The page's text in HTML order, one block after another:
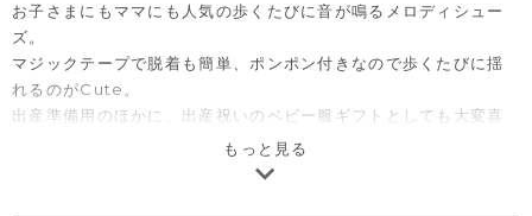
お子さまにもママにも人気の歩くたびに音が鳴るメロディシュー
ズ。
マジックテープで脱着も簡単、ポンポン付きなので歩くたびに揺
れるのがCute。
出産準備用のほかに、出産祝いのベビー服ギフトとしても大変喜
もっと見る